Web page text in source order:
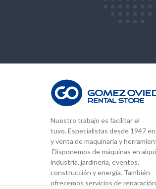
Nuestro trabajo es facilitar el
tuyo. Especialistas desde 1947
y venta de maquinaria y
Disponemos de máquinas en
industria, jardinería, eventos,
construcción y energía. También
ofrecemos servicios de